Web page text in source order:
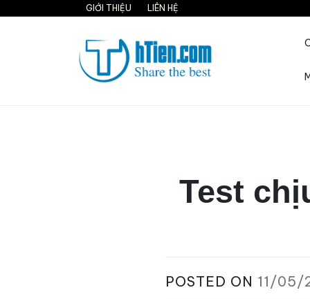
GIỚI THIỆU LIÊN HỆ
Test
POSTED ON 11/05/